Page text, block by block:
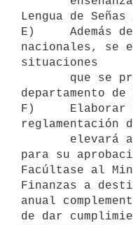
Lengua de Señas
E)     Además
nacionales, se
situaciones
departamento de
F)     Elaborar
reglamentación
para su
Facúltase al
Finanzas a
anual
de dar